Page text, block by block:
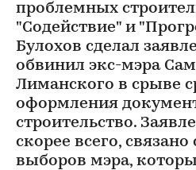
проблемных
"Содействие" и
Булохов сделал
обвинил экс-мэра
Лиманского в срыве
оформления
строительство.
скорее всего, связано
выборов мэра,